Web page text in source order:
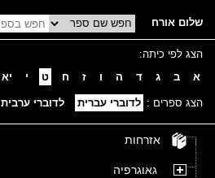
שלום אורח
הצג לפי כיתה:
א
ב ג ד ה ו ז ח ט י יא
הצג ספרים : לדוברי עברית לדוברי ערבית
אזרחות
גאוגרפיה